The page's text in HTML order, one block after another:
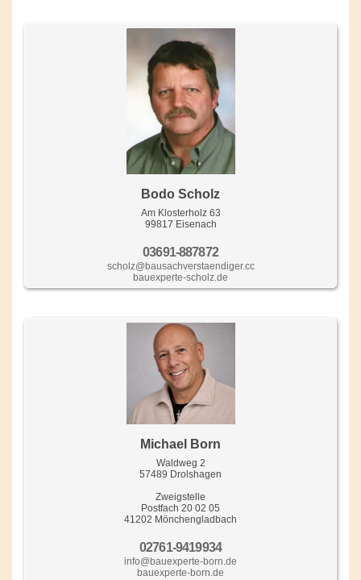
Bodo Scholz
Am Klosterholz 63
99817 Eisenach
03691-887872
scholz@bausachverstaendiger.cc
bauexperte-scholz.de
Michael Born
Waldweg 2
57489 Drolshagen
Zweigstelle
Postfach 20 02 05
41202 Mönchengladbach
02761-9419934
info@bauexperte-born.de
bauexperte-born.de